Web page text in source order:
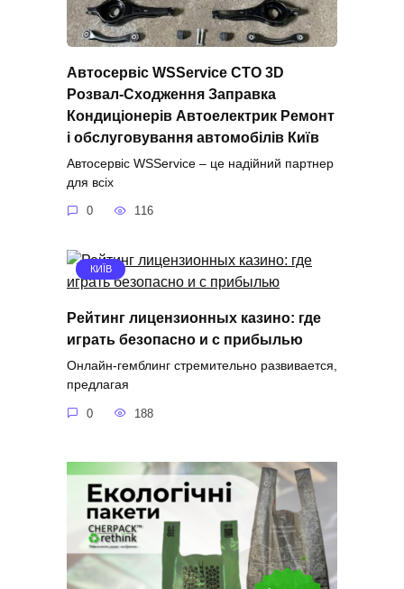
Автосервіс WSService СТО 3D
Розвал-Сходження Заправка
Кондиціонерів Автоелектрик Ремонт
і обслуговування автомобілів Київ
Автосервіс WSService – це надійний партнер
для всіх
0 116
КИЇВ
Рейтинг лицензионных казино: где
играть безопасно и с прибылью
Онлайн-гемблинг стремительно развивается,
предлагая
0 188